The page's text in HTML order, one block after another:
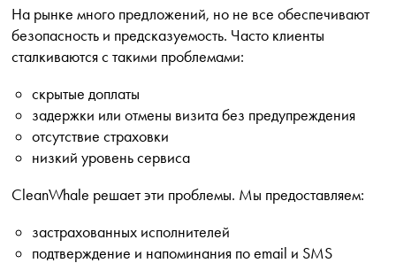
На рынке много предложений, но не все обеспечивают
безопасность и предсказуемость. Часто клиенты
сталкиваются с такими проблемами:
скрытые доплаты
задержки или отмены визита без предупреждения
отсутствие страховки
низкий уровень сервиса
CleanWhale решает эти проблемы. Мы предоставляем:
застрахованных исполнителей
подтверждение и напоминания по email и SMS